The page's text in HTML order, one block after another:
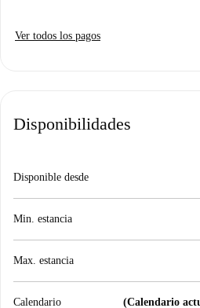
Ver todos los pagos
Disponibilidades
Disponible desde
Min. estancia
Max. estancia
Calendario
(Calendario